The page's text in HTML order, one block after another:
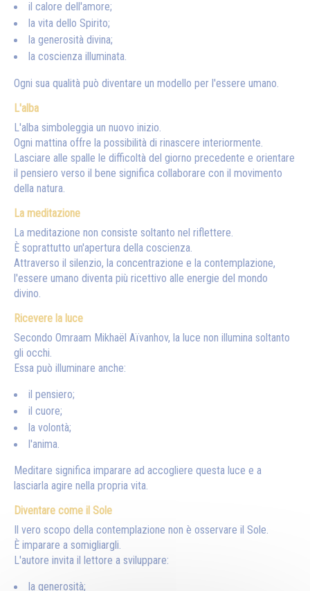
il calore dell'amore;
la vita dello Spirito;
la generosità divina;
la coscienza illuminata.
Ogni sua qualità può diventare un modello per l'essere umano.
L'alba
L'alba simboleggia un nuovo inizio.
Ogni mattina offre la possibilità di rinascere interiormente.
Lasciare alle spalle le difficoltà del giorno precedente e orientare
il pensiero verso il bene significa collaborare con il movimento
della natura.
La meditazione
La meditazione non consiste soltanto nel riflettere.
È soprattutto un'apertura della coscienza.
Attraverso il silenzio, la concentrazione e la contemplazione,
l'essere umano diventa più ricettivo alle energie del mondo
divino.
Ricevere la luce
Secondo Omraam Mikhaël Aïvanhov, la luce non illumina soltanto
gli occhi.
Essa può illuminare anche:
il pensiero;
il cuore;
la volontà;
l'anima.
Meditare significa imparare ad accogliere questa luce e a
lasciarla agire nella propria vita.
Diventare come il Sole
Il vero scopo della contemplazione non è osservare il Sole.
È imparare a somigliargli.
L'autore invita il lettore a sviluppare:
la generosità;